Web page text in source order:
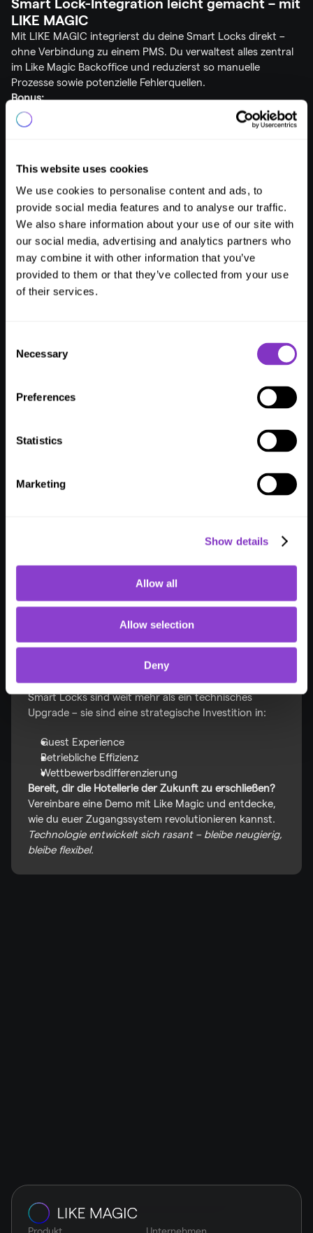
This website uses cookies
We use cookies to personalise content and ads, to
provide social media features and to analyse our traffic.
We also share information about your use of our site with
our social media, advertising and analytics partners who
may combine it with other information that you’ve
provided to them or that they’ve collected from your use
of their services.
Selection
Necessary
Preferences
Statistics
Marketing
Show details
Allow all
Allow selection
Deny
Smart Lock-Integration leicht gemacht – mit
LIKE MAGIC
Mit LIKE MAGIC integrierst du deine Smart Locks direkt –
ohne Verbindung zu einem PMS. Du verwaltest alles zentral
im Like Magic Backoffice und reduzierst so manuelle
Prozesse sowie potenzielle Fehlerquellen.
Bonus:
Remote-Zugriff für Reinigung oder Wartung – flexibel
So holst du das Maximum aus
deinen Smart Locks heraus
Falls du bereits Smart Locks nutzt, kannst du durch
folgende Tipps noch mehr rausholen:
Mit Energiesystemen verbinden
: Gäste können z. B. gegen
Aufpreis früher einchecken oder sich Zugang zu Spa &
: Digitale Schlüssel für Personal
nur dann freigeben, wenn sie gebraucht werden – sicher
Remote-Öffnung ermöglichen
: Lass dein Team Türen und
Räume per Smartphone oder Dashboard öffnen – ganz
Führe regelmäßige Sicherheits-Checks durch
Backup-Verbindungen
Plane die Wartung der Batterien ein
Datenschutzrichtlinien um
The Bottom Line
Smart Locks sind weit mehr als ein technisches
Upgrade – sie sind eine strategische Investition in:
Guest Experience
Betriebliche Effizienz
Wettbewerbsdifferenzierung
Vereinbare eine Demo mit Like Magic und entdecke,
wie du euer Zugangssystem revolutionieren kannst.
Technologie entwickelt sich rasant – bleibe neugierig,
bleibe flexibel.